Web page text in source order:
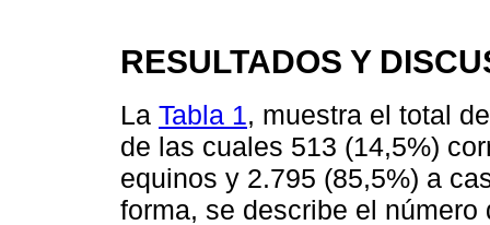
RESULTADOS Y
La Tabla 1, muestra el total
de las cuales 513 (14,5%)
equinos y 2.795 (85,5%) a
forma, se describe el